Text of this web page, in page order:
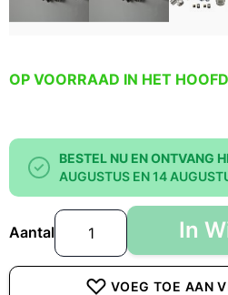
OP VOORRAAD IN HET
BESTEL NU EN ONTVANG
AUGUSTUS EN 14
Aantal In
VOEG TOE AAN